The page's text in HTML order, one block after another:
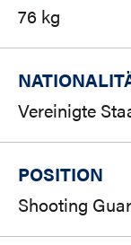
76 kg
Vereinigte
POSITION
Shooting